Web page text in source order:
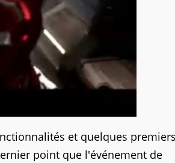
et quelques
point que l'événement de